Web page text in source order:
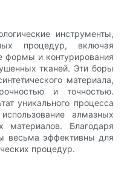
инструменты,
процедур, включая
формы и контурирования
тканей. Эти боры
материала,
и точностью.
уникального процесса
алмазных
материалов. Благодаря
весьма эффективны для
процедур.